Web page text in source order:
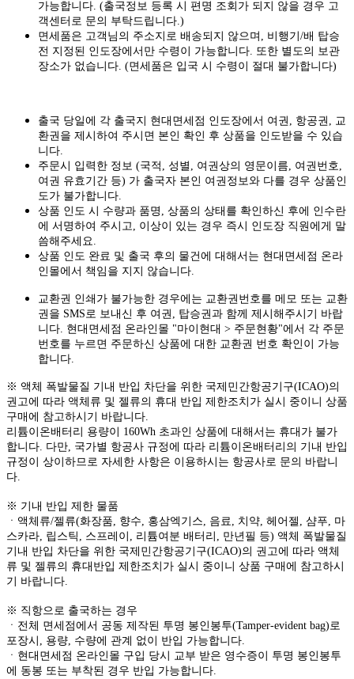
가능합니다. (출국정보 등록 시 편명 조회가 되지 않을 경우 고
객센터로 문의 부탁드립니다.)
면세품은 고객님의 주소지로 배송되지 않으며, 비행기/배 탑승
전 지정된 인도장에서만 수령이 가능합니다. 또한 별도의 보관
장소가 없습니다. (면세품은 입국 시 수령이 절대 불가합니다)
출국 당일에 각 출국지 현대면세점 인도장에서 여권, 항공권, 교
환권을 제시하여 주시면 본인 확인 후 상품을 인도받을 수 있습
니다.
주문시 입력한 정보 (국적, 성별, 여권상의 영문이름, 여권번호,
여권 유효기간 등) 가 출국자 본인 여권정보와 다를 경우 상품인
도가 불가합니다.
상품 인도 시 수량과 품명, 상품의 상태를 확인하신 후에 인수란
에 서명하여 주시고, 이상이 있는 경우 즉시 인도장 직원에게 말
씀해주세요.
상품 인도 완료 및 출국 후의 물건에 대해서는 현대면세점 온라
인몰에서 책임을 지지 않습니다.
교환권 인쇄가 불가능한 경우에는 교환권번호를 메모 또는 교환
권을 SMS로 보내신 후 여권, 탑승권과 함께 제시해주시기 바랍
니다. 현대면세점 온라인몰 "마이현대 > 주문현황"에서 각 주문
번호를 누르면 주문하신 상품에 대한 교환권 번호 확인이 가능
합니다.
※ 액체 폭발물질 기내 반입 차단을 위한 국제민간항공기구(ICAO)의
권고에 따라 액체류 및 젤류의 휴대 반입 제한조치가 실시 중이니 상품
구매에 참고하시기 바랍니다.
리튬이온배터리 용량이 160Wh 초과인 상품에 대해서는 휴대가 불가
합니다. 다만, 국가별 항공사 규정에 따라 리튬이온배터리의 기내 반입
규정이 상이하므로 자세한 사항은 이용하시는 항공사로 문의 바랍니
다.
※ 기내 반입 제한 물품
ㆍ액체류/젤류(화장품, 향수, 홍삼엑기스, 음료, 치약, 헤어젤, 샴푸, 마
스카라, 립스틱, 스프레이, 리튬여분 배터리, 만년필 등) 액체 폭발물질
기내 반입 차단을 위한 국제민간항공기구(ICAO)의 권고에 따라 액체
류 및 젤류의 휴대반입 제한조치가 실시 중이니 상품 구매에 참고하시
기 바랍니다.
※ 직항으로 출국하는 경우
ㆍ전체 면세점에서 공동 제작된 투명 봉인봉투(Tamper-evident bag)로
포장시, 용량, 수량에 관계 없이 반입 가능합니다.
ㆍ현대면세점 온라인몰 구입 당시 교부 받은 영수증이 투명 봉인봉투
에 동봉 또는 부착된 경우 반입 가능합니다.